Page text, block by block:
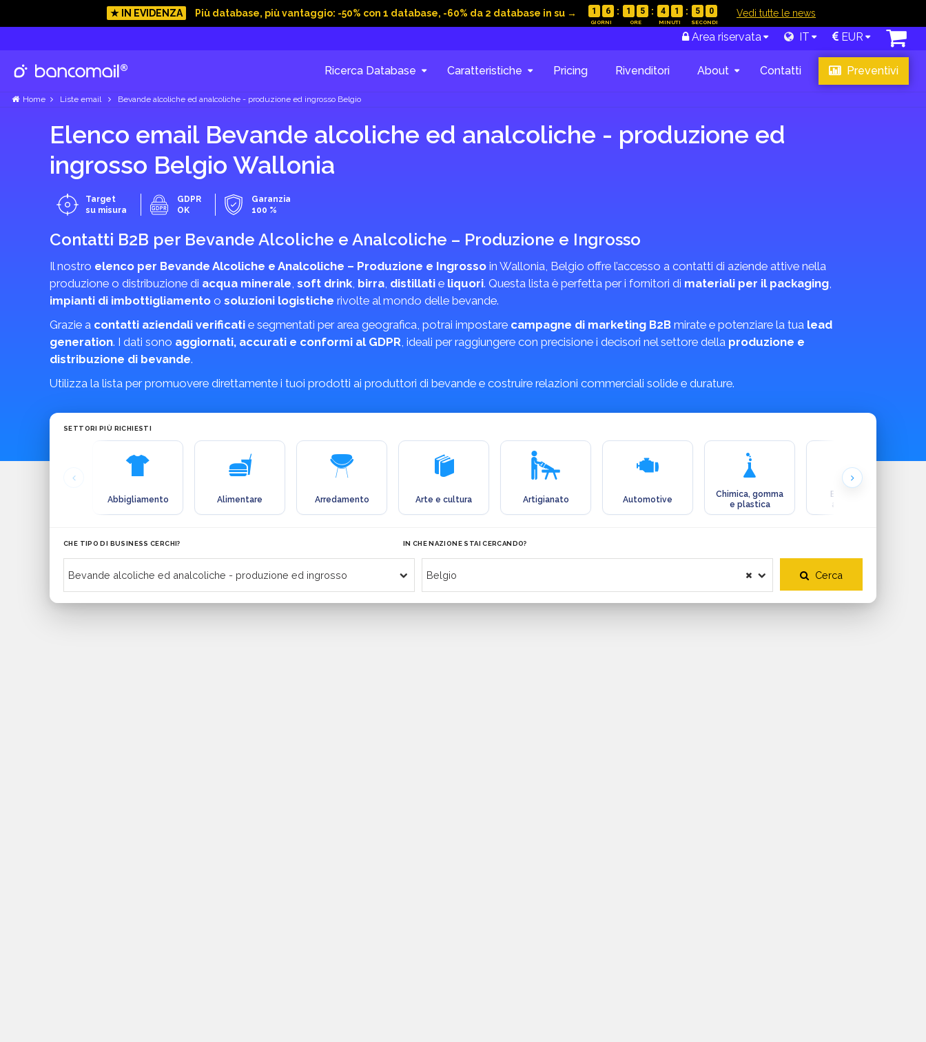
★ IN EVIDENZA Più database, più vantaggio: -50% con 1 database, -60% da 2 database in su → 1 6 1 5 4 1 4 9 Vedi tutte le news
Area riservata IT EUR
Ricerca Database Caratteristiche Pricing Rivenditori About Contatti Preventivi
Home Liste email Bevande alcoliche ed analcoliche - produzione ed ingrosso Belgio
Elenco email Bevande alcoliche ed analcoliche - produzione ed
ingrosso Belgio Wallonia
Target
su misura
GDPR
OK
Garanzia
100 %
Contatti B2B per Bevande Alcoliche e Analcoliche – Produzione e Ingrosso
Il nostro elenco per Bevande Alcoliche e Analcoliche – Produzione e Ingrosso in Wallonia, Belgio offre l’accesso a contatti di aziende attive nella
produzione o distribuzione di acqua minerale, soft drink, birra, distillati e liquori. Questa lista è perfetta per i fornitori di materiali per il packaging,
impianti di imbottigliamento o soluzioni logistiche rivolte al mondo delle bevande.
Grazie a contatti aziendali verificati e segmentati per area geografica, potrai impostare campagne di marketing B2B mirate e potenziare la tua lead
generation. I dati sono aggiornati, accurati e conformi al GDPR, ideali per raggiungere con precisione i decisori nel settore della produzione e
distribuzione di bevande.
Utilizza la lista per promuovere direttamente i tuoi prodotti ai produttori di bevande e costruire relazioni commerciali solide e durature.
SETTORI PIÙ RICHIESTI
Abbigliamento Alimentare Arredamento Arte e cultura Artigianato Automotive
Chimica, gomma
e plastica
Ecologia e
ambiente
CHE TIPO DI BUSINESS CERCHI? IN CHE NAZIONE STAI CERCANDO?
Cerca